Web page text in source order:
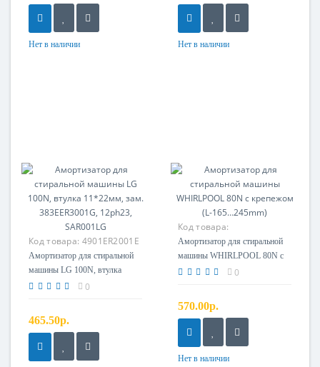
Нет в наличии Нет в наличии
Код товара: 4901ER2001E
Амортизатор для стиральной
машины LG 100N, втулка
11*22мм, зам. 383EER3001G,
0
465.50р.
Код товара:
Амортизатор для стиральной
машины WHIRLPOOL 80N с
крепежом (L-165…245mm)
0
570.00р.
Нет в наличии